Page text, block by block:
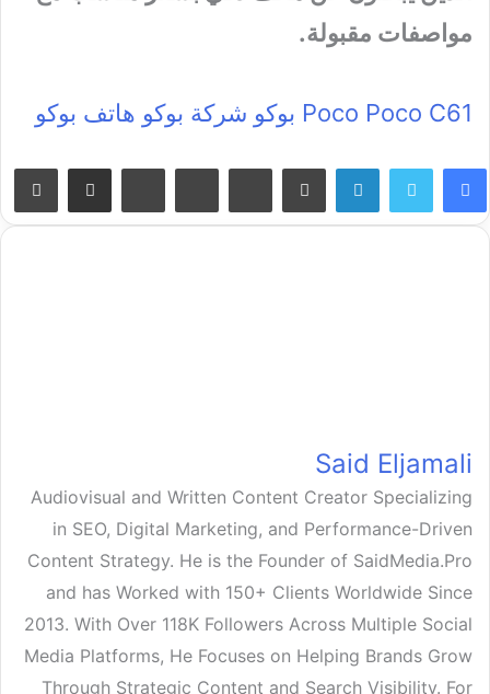
مواصفات مقبولة.
Poco Poco C61 بوكو شركة بوكو هاتف بوكو
LinkedIn
VKontakte
Share
via
Said Eljamali
Audiovisual and Written Content Creator Specializing
in SEO, Digital Marketing, and Performance-Driven
Content Strategy. He is the Founder of SaidMedia.Pro
and has Worked with 150+ Clients Worldwide Since
2013. With Over 118K Followers Across Multiple Social
Media Platforms, He Focuses on Helping Brands Grow
Through Strategic Content and Search Visibility. For